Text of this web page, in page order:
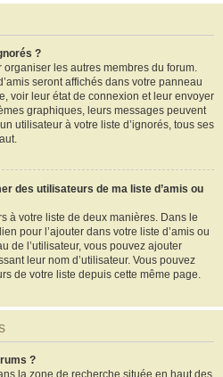
?
les autres membres du forum.
seront affichés dans votre panneau
voir leur état de connexion et leur envoyer
graphiques, leurs messages peuvent
utilisateur à votre liste d’ignorés, tous ses
des utilisateurs de ma liste d’amis ou
à votre liste de deux manières. Dans le
pour l’ajouter dans votre liste d’amis ou
de l’utilisateur, vous pouvez ajouter
leur nom d’utilisateur. Vous pouvez
de votre liste depuis cette même page.
?
la zone de recherche située en haut des